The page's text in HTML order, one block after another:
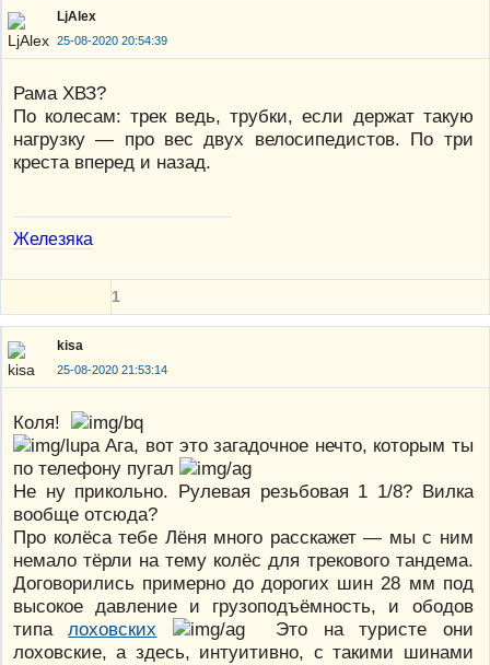
LjAlex
25-08-2020 20:54:39
Рама ХВЗ?
По колесам: трек ведь, трубки, если держат такую
нагрузку — про вес двух велосипедистов. По три
креста вперед и назад.
Железяка
1
kisa
25-08-2020 21:53:14
Коля!
Ага, вот это загадочное нечто, которым ты
по телефону пугал
Не ну прикольно. Рулевая резьбовая 1 1/8? Вилка
вообще отсюда?
Про колёса тебе Лёня много расскажет — мы с ним
немало тёрли на тему колёс для трекового тандема.
Договорились примерно до дорогих шин 28 мм под
высокое давление и грузоподъёмность, и ободов
типалоховских
Это на туристе они
лоховские, а здесь, интуитивно, с такими шинами